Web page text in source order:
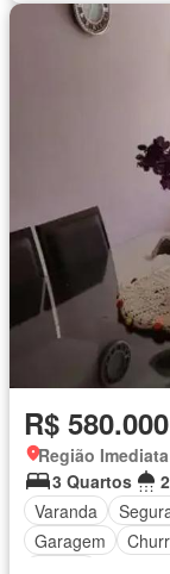
R$ 580.000
Região
3 Quartos
Varanda
Garagem